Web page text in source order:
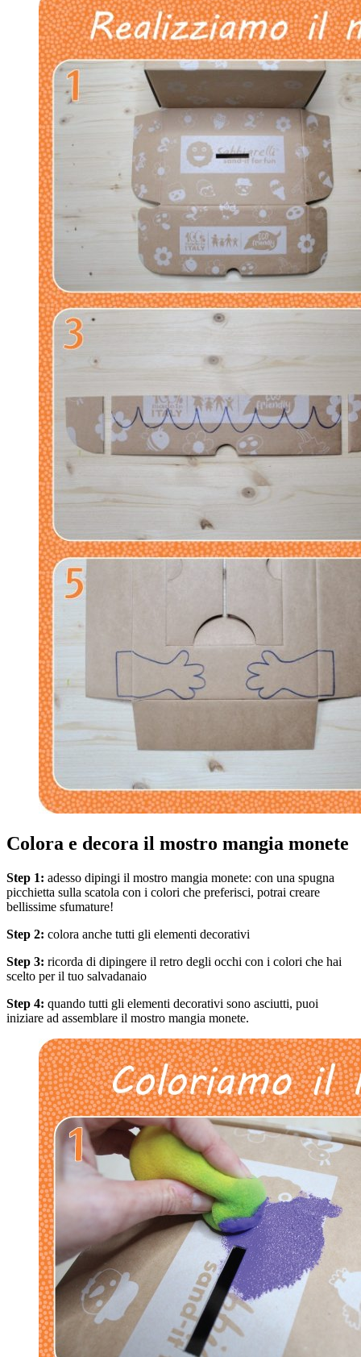
Colora e decora il mostro mangia monete
Step 1: adesso dipingi il mostro mangia monete: con una spugna
picchietta sulla scatola con i colori che preferisci, potrai creare
bellissime sfumature!
Step 2: colora anche tutti gli elementi decorativi
Step 3: ricorda di dipingere il retro degli occhi con i colori che hai
scelto per il tuo salvadanaio
Step 4: quando tutti gli elementi decorativi sono asciutti, puoi
iniziare ad assemblare il mostro mangia monete.